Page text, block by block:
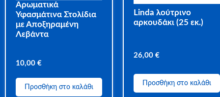
Αρωματικά
Υφασμάτινα Στολίδια
με Αποξηραμένη
Λεβάντα
10,00 €
Προσθήκη στο καλάθι
Linda λούτρινο
αρκουδάκι (25 εκ.)
26,00 €
Προσθήκη στο καλάθι